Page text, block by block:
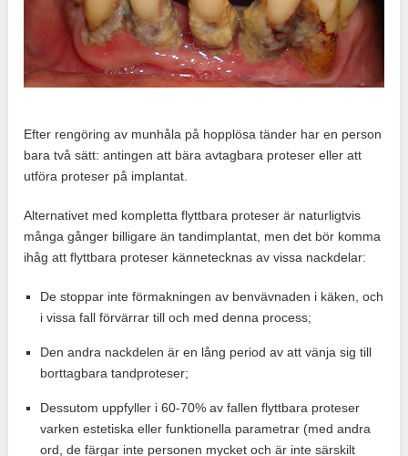
Efter rengöring av munhåla på hopplösa tänder har en person
bara två sätt: antingen att bära avtagbara proteser eller att
utföra proteser på implantat.
Alternativet med kompletta flyttbara proteser är naturligtvis
många gånger billigare än tandimplantat, men det bör komma
ihåg att flyttbara proteser kännetecknas av vissa nackdelar:
De stoppar inte förmakningen av benvävnaden i käken, och
i vissa fall förvärrar till och med denna process;
Den andra nackdelen är en lång period av att vänja sig till
borttagbara tandproteser;
Dessutom uppfyller i 60-70% av fallen flyttbara proteser
varken estetiska eller funktionella parametrar (med andra
ord, de färgar inte personen mycket och är inte särskilt